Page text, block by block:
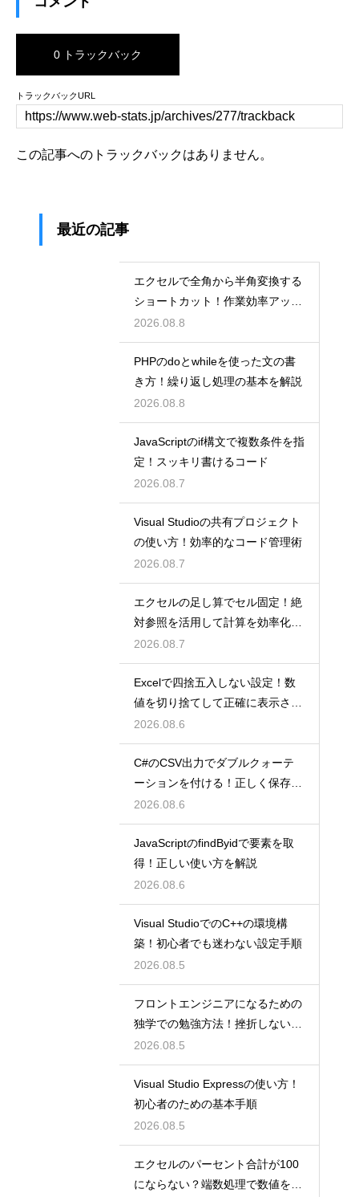
0 トラックバック
トラックバックURL
この記事へのトラックバックはありません。
最近の記事
エクセルで全角から半角変換する
ショートカット！作業効率アップ
術
2026.08.8
PHPのdoとwhileを使った文の書
き方！繰り返し処理の基本を解説
2026.08.8
JavaScriptのif構文で複数条件を指
定！スッキリ書けるコード
2026.08.7
Visual Studioの共有プロジェクト
の使い方！効率的なコード管理術
2026.08.7
エクセルの足し算でセル固定！絶
対参照を活用して計算を効率化し
よう
2026.08.7
Excelで四捨五入しない設定！数
値を切り捨てして正確に表示させ
るコツ
2026.08.6
C#のCSV出力でダブルクォーテ
ーションを付ける！正しく保存す
るコツ
2026.08.6
JavaScriptのfindByidで要素を取
得！正しい使い方を解説
2026.08.6
Visual StudioでのC++の環境構
築！初心者でも迷わない設定手順
2026.08.5
フロントエンジニアになるための
独学での勉強方法！挫折しない学
習計画
2026.08.5
Visual Studio Expressの使い方！
初心者のための基本手順
2026.08.5
エクセルのパーセント合計が100
にならない？端数処理で数値を合